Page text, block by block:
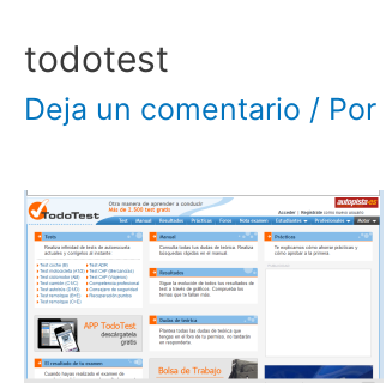
todotest
Deja un comentario / Por